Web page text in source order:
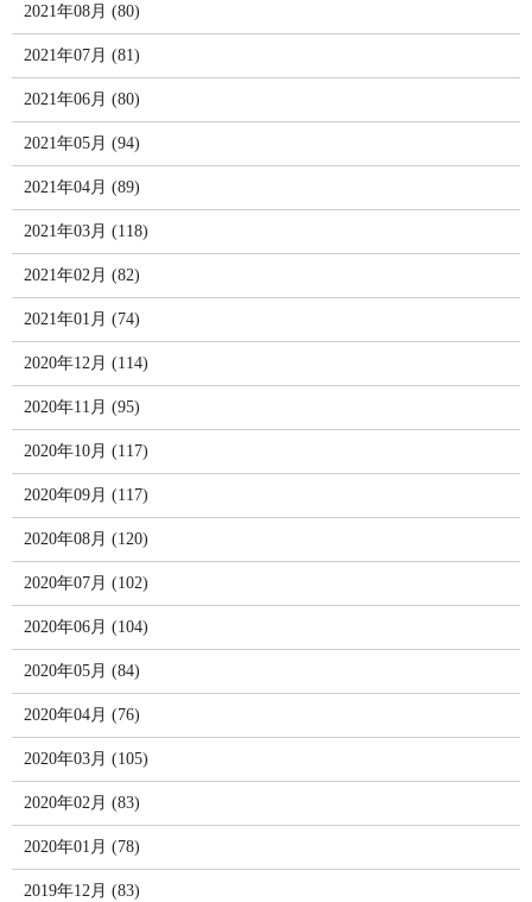
2021年08月 (80)
2021年07月 (81)
2021年06月 (80)
2021年05月 (94)
2021年04月 (89)
2021年03月 (118)
2021年02月 (82)
2021年01月 (74)
2020年12月 (114)
2020年11月 (95)
2020年10月 (117)
2020年09月 (117)
2020年08月 (120)
2020年07月 (102)
2020年06月 (104)
2020年05月 (84)
2020年04月 (76)
2020年03月 (105)
2020年02月 (83)
2020年01月 (78)
2019年12月 (83)